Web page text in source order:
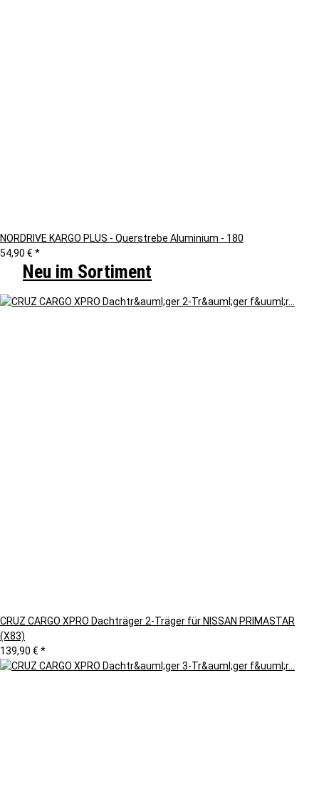
NORDRIVE KARGO PLUS - Querstrebe Aluminium - 180
54,90 € *
Neu im Sortiment
CRUZ CARGO XPRO Dachträger 2-Träger für NISSAN PRIMASTAR
(X83)
139,90 € *